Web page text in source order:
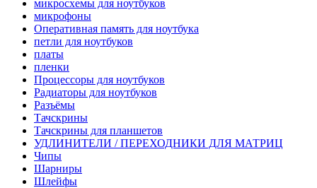
микросхемы для ноутбуков
микрофоны
Оперативная память для ноутбука
петли для ноутбуков
платы
пленки
Процессоры для ноутбуков
Радиаторы для ноутбуков
Разъёмы
Тачскрины
Тачскрины для планшетов
УДЛИНИТЕЛИ / ПЕРЕХОДНИКИ ДЛЯ МАТРИЦ
Чипы
Шарниры
Шлейфы